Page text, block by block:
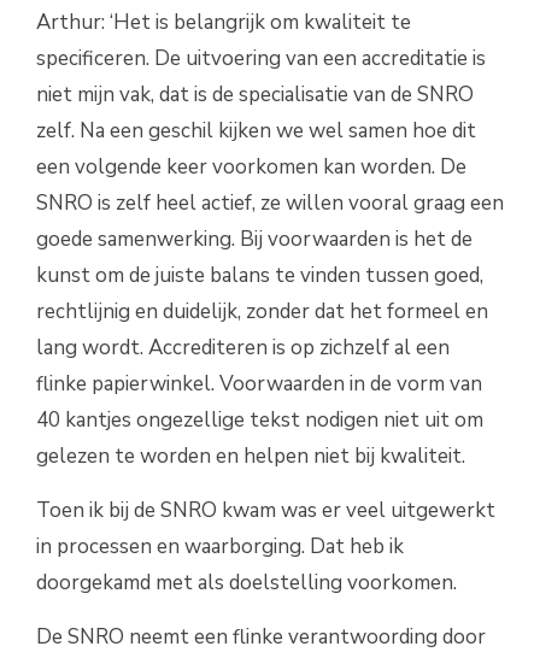
Arthur: ‘Het is belangrijk om kwaliteit te
specificeren. De uitvoering van een accreditatie is
niet mijn vak, dat is de specialisatie van de SNRO
zelf. Na een geschil kijken we wel samen hoe dit
een volgende keer voorkomen kan worden. De
SNRO is zelf heel actief, ze willen vooral graag een
goede samenwerking. Bij voorwaarden is het de
kunst om de juiste balans te vinden tussen goed,
rechtlijnig en duidelijk, zonder dat het formeel en
lang wordt. Accrediteren is op zichzelf al een
flinke papierwinkel. Voorwaarden in de vorm van
40 kantjes ongezellige tekst nodigen niet uit om
gelezen te worden en helpen niet bij kwaliteit.
Toen ik bij de SNRO kwam was er veel uitgewerkt
in processen en waarborging. Dat heb ik
doorgekamd met als doelstelling voorkomen.
De SNRO neemt een flinke verantwoording door